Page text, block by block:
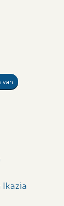
van
Ikazia